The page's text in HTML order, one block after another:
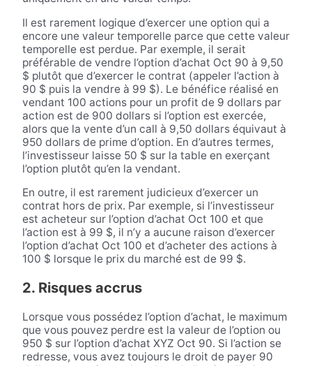
Il est rarement logique d’exercer une option qui a
encore une valeur temporelle parce que cette valeur
temporelle est perdue. Par exemple, il serait
préférable de vendre l’option d’achat Oct 90 à 9,50
$ plutôt que d’exercer le contrat (appeler l’action à
90 $ puis la vendre à 99 $). Le bénéfice réalisé en
vendant 100 actions pour un profit de 9 dollars par
action est de 900 dollars si l’option est exercée,
alors que la vente d’un call à 9,50 dollars équivaut à
950 dollars de prime d’option. En d’autres termes,
l’investisseur laisse 50 $ sur la table en exerçant
l’option plutôt qu’en la vendant.
En outre, il est rarement judicieux d’exercer un
contrat hors de prix. Par exemple, si l’investisseur
est acheteur sur l’option d’achat Oct 100 et que
l’action est à 99 $, il n’y a aucune raison d’exercer
l’option d’achat Oct 100 et d’acheter des actions à
100 $ lorsque le prix du marché est de 99 $.
2. Risques accrus
Lorsque vous possédez l’option d’achat, le maximum
que vous pouvez perdre est la valeur de l’option ou
950 $ sur l’option d’achat XYZ Oct 90. Si l’action se
redresse, vous avez toujours le droit de payer 90